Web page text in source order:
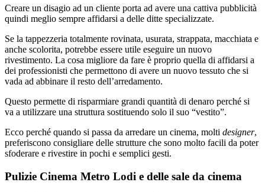
Creare un disagio ad un cliente porta ad avere una cattiva pubblicità
quindi meglio sempre affidarsi a delle ditte specializzate.
Se la tappezzeria totalmente rovinata, usurata, strappata, macchiata e
anche scolorita, potrebbe essere utile eseguire un nuovo
rivestimento. La cosa migliore da fare è proprio quella di affidarsi a
dei professionisti che permettono di avere un nuovo tessuto che si
vada ad abbinare il resto dell’arredamento.
Questo permette di risparmiare grandi quantità di denaro perché si
va a utilizzare una struttura sostituendo solo il suo “vestito”.
Ecco perché quando si passa da arredare un cinema, molti designer,
preferiscono consigliare delle strutture che sono molto facili da poter
sfoderare e rivestire in pochi e semplici gesti.
Pulizie Cinema Metro Lodi e delle sale da cinema